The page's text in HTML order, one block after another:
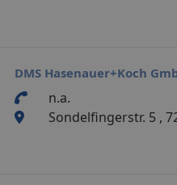
DMS Hasenauer+Koch
n.a.
Sondelfingerstr. 5 ,